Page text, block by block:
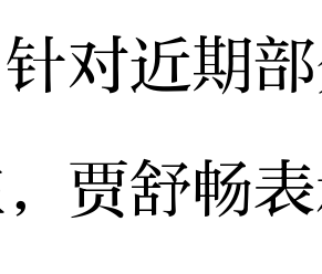
近期部
贾舒畅